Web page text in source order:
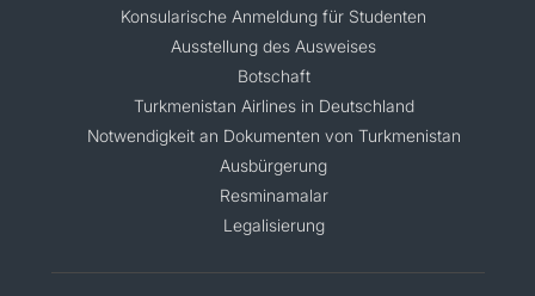
Konsularische Anmeldung für Studenten
Ausstellung des Ausweises
Botschaft
Turkmenistan Airlines in Deutschland
Notwendigkeit an Dokumenten von Turkmenistan
Ausbürgerung
Resminamalar
Legalisierung